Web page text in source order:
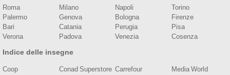
Roma Milano Napoli
Torino
Palermo
Genova Bologna
Firenze
Bari
Catania Perugia
Pisa
Verona
Padova Venezia Cosenza
Indice delle insegne
Coop Conad Superstore Carrefour
Media World